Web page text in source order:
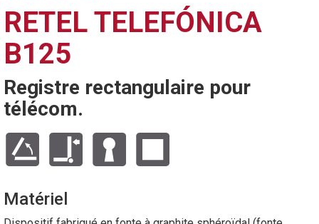
RETEL TELEFÓNICA
B125
Registre rectangulaire pour
télécom.
Matériel